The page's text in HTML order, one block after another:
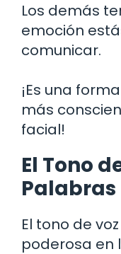
Los demás
emoción
comunicar.
¡Es una
más
facial!
El Tono
Palabras
El tono de
poderosa en